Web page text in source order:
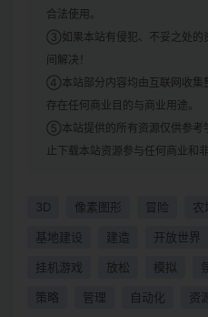
合法使用。
③如果本站有侵犯、不妥之处的
间解决！
④本站部分内容均由互联网收集
存在任何商业目的与商业用途。
⑤本站提供的所有资源仅供参考
止下载本站资源参与任何商业和
3D 像素图形 冒险 农
基地建设 建造 开放世界
挂机游戏 放松 模拟
策略 管理 自动化 资